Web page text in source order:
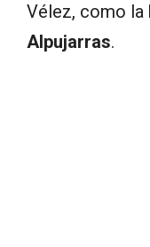
Vélez, como la
Alpujarras.